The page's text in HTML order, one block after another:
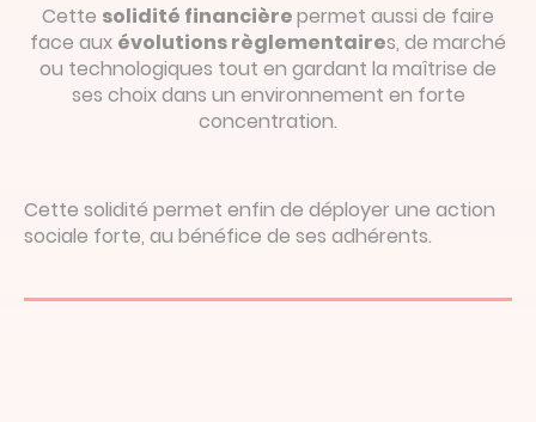
Cette solidité financièrepermet aussi de faire
face aux évolutions règlementaires, de marché
ou technologiques tout en gardant la maîtrise de
ses choix dans un environnement en forte
concentration.
Cette solidité permet enfin de déployer une action
sociale forte, au bénéfice de ses adhérents.